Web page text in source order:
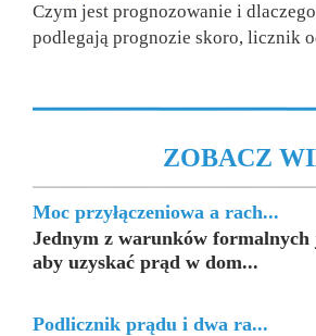
Czym jest prognozowanie i
podlegają prognozie skoro, licznik
ZOBACZ
Moc przyłączeniowa a rach...
Jednym z warunków formalnych
aby uzyskać prąd w dom...
Podlicznik prądu i dwa ra...